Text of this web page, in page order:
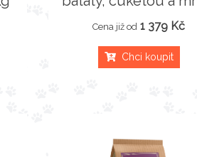
Cena již od 1 379 Kč
Chci koupit